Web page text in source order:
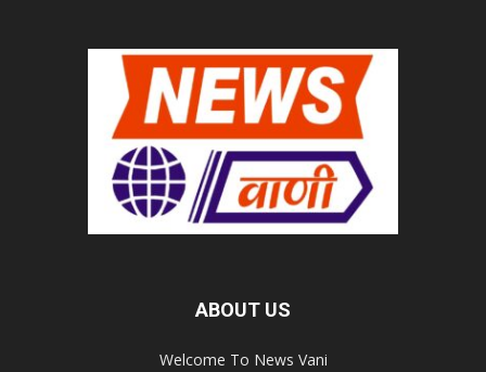
ABOUT US
Welcome To News Vani